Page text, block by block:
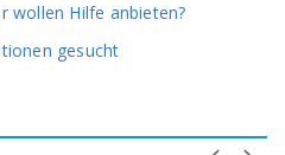
wollen Hilfe anbieten?
gesucht